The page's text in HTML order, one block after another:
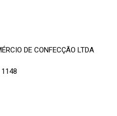
DE CONFECÇÃO LTDA